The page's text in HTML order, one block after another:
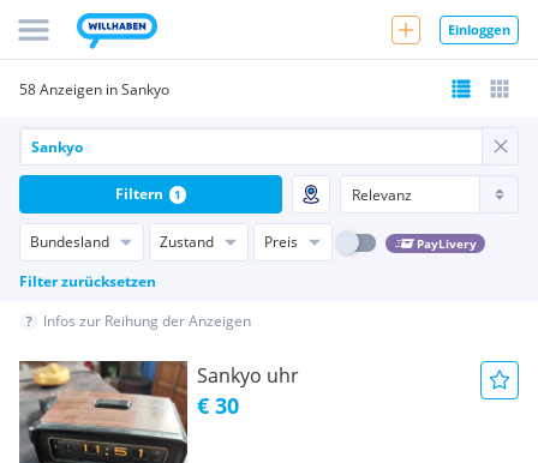
Einloggen
58 Anzeigen in Sankyo
Bundesland Zustand Preis PayLivery
Filter zurücksetzen
Filtern 1
Infos zur Reihung der Anzeigen
Sankyo uhr
€ 30